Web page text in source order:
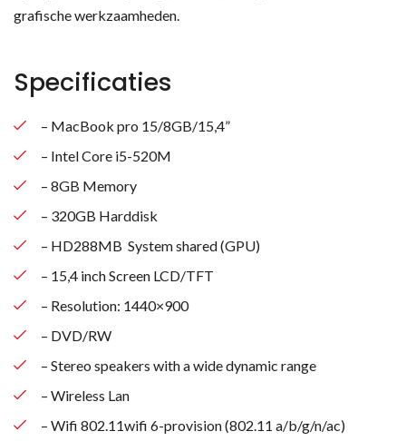
grafische werkzaamheden.
Specificaties
– MacBook pro 15/8GB/15,4”
– Intel Core i5-520M
– 8GB Memory
– 320GB Harddisk
– HD288MB System shared (GPU)
– 15,4 inch Screen LCD/TFT
– Resolution: 1440×900
– DVD/RW
– Stereo speakers with a wide dynamic range
– Wireless Lan
– Wifi 802.11wifi 6-provision (802.11 a/b/g/n/ac)